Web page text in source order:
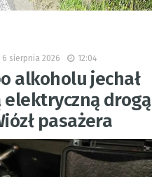
6 sierpnia 2026 12:04
alkoholu jechał
drogą
pasażera